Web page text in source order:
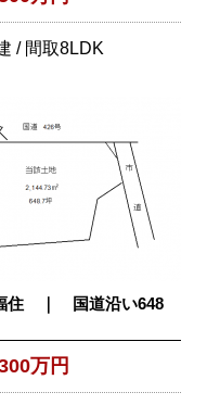
/ 間取8LDK
住 ｜ 国道沿い648
万円